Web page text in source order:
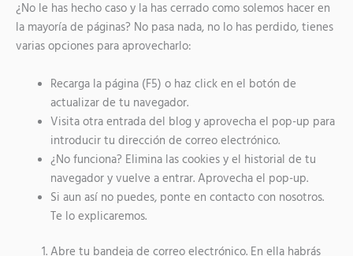
¿No le has hecho caso y la has cerrado como solemos hacer en
la mayoría de páginas? No pasa nada, no lo has perdido, tienes
varias opciones para aprovecharlo:
Recarga la página (F5) o haz click en el botón de
actualizar de tu navegador.
Visita otra entrada del blog y aprovecha el pop-up para
introducir tu dirección de correo electrónico.
¿No funciona? Elimina las cookies y el historial de tu
navegador y vuelve a entrar. Aprovecha el pop-up.
Si aun así no puedes, ponte en contacto con nosotros.
Te lo explicaremos.
Abre tu bandeja de correo electrónico. En ella habrás